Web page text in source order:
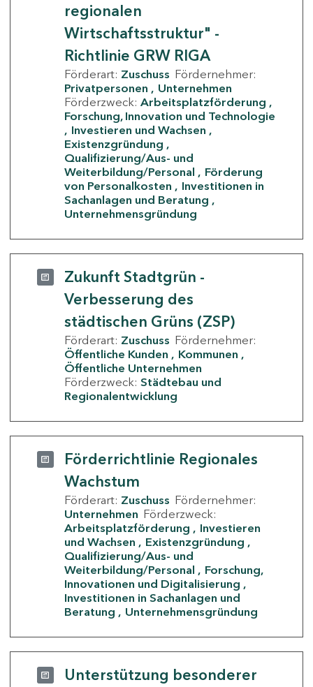
regionalen
Wirtschaftsstruktur" -
Richtlinie GRW RIGA
Förderart: Zuschuss Fördernehmer:
Privatpersonen
Unternehmen
Förderzweck: Arbeitsplatzförderung
Forschung, Innovation und Technologie
Investieren und Wachsen
Existenzgründung
Qualifizierung/Aus- und
Weiterbildung/Personal
Förderung
von Personalkosten
Investitionen in
Sachanlagen und Beratung
Unternehmensgründung
Zukunft Stadtgrün -
Verbesserung des
städtischen Grüns (ZSP)
Förderart: Zuschuss Fördernehmer:
Öffentliche Kunden
Kommunen
Öffentliche Unternehmen
Förderzweck: Städtebau und
Regionalentwicklung
Förderrichtlinie Regionales
Wachstum
Förderart: Zuschuss Fördernehmer:
Unternehmen Förderzweck:
Arbeitsplatzförderung
Investieren
und Wachsen
Existenzgründung
Qualifizierung/Aus- und
Weiterbildung/Personal
Forschung,
Innovationen und Digitalisierung
Investitionen in Sachanlagen und
Beratung
Unternehmensgründung
Unterstützung besonderer